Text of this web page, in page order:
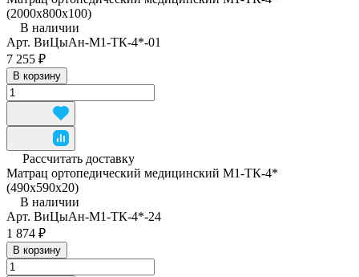
(2000х800х100)
В наличии
Арт. ВиЦыАн-М1-ТК-4*-01
7 255 ₽
В корзину
Рассчитать доставку
Матрац ортопедический медицинский М1-ТК-4*
(490x590x20)
В наличии
Арт. ВиЦыАн-М1-ТК-4*-24
1 874 ₽
В корзину